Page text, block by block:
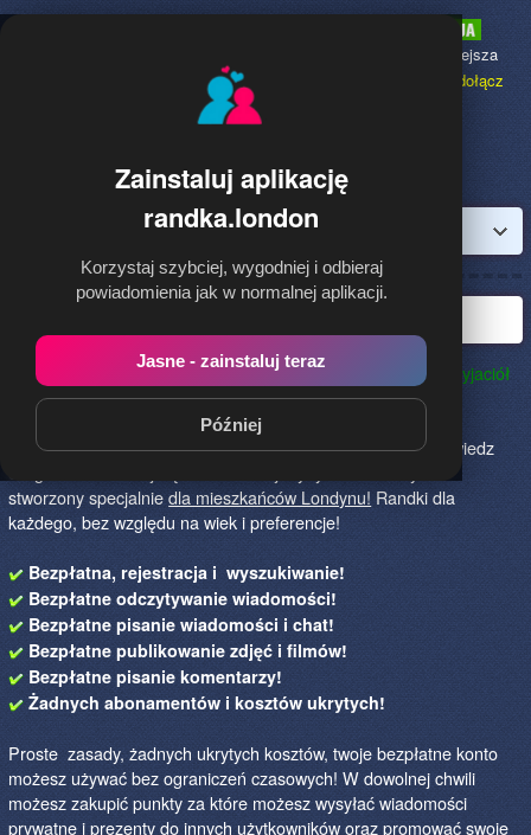
Zainstaluj aplikację
randka.london
Korzystaj szybciej, wygodniej i odbieraj
powiadomienia jak w normalnej aplikacji.
Jasne - zainstaluj teraz
Później
to najpopularniejsza
dołącz
Randka.london to najlepszy sposób na poznanie nowych przyjaciół
w Londynie!Określ czego szukasz i skończ z samotnością!
Znajdziesz tu osoby szukające miłości lub przygody, chętne
na randkę, imprezę i spotkanie na żywo! Dołącz do nas, powiedz
stworzony specjalniedla mieszkańców Londynu! Randki dla
każdego, bez względu na wiek i preferencje!
Bezpłatna, rejestracja i wyszukiwanie!
Bezpłatne odczytywanie wiadomości!
Bezpłatne pisanie wiadomości i chat!
Bezpłatne publikowanie zdjęć i filmów!
Bezpłatne pisanie komentarzy!
Żadnych abonamentów i kosztów ukrytych!
Proste zasady, żadnych ukrytych kosztów, twoje bezpłatne konto
możesz używać bez ograniczeń czasowych! W dowolnej chwili
możesz zakupić punkty za które możesz wysyłać wiadomości
prywatne i prezenty do innych użytkowników oraz promować swoje